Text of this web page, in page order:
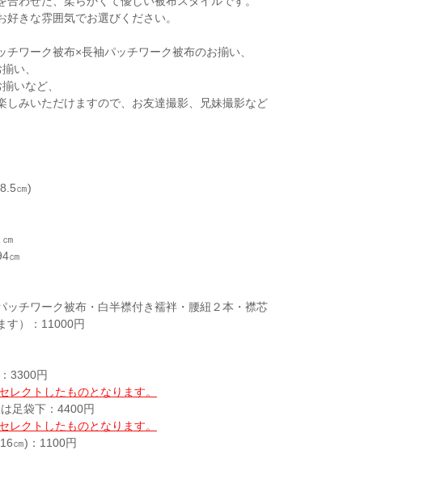
きな雰囲気でお選びください。
ワーク被布×長袖パッチワーク被布のお揃い、
い、
いなど、
しみいただけますので、お友達撮影、兄妹撮影など
㎝)
㎝
ッチワーク被布・白半襟付き襦袢・腰紐２本・襟芯
す）：11000円​
3300円
クトしたものとなります。
足袋下：4400円
クトしたものとなります。
㎝)：1100円